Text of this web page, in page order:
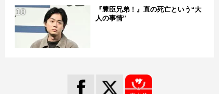
10
『豊臣兄弟！』直の死亡という“大
人の事情”